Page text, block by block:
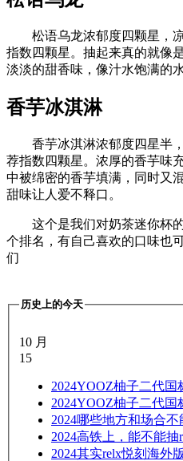
松语乌龙浓郁度四颗星，
指数四颗星。抽起来真的就像
淡淡的甜香味，像汁水饱满的
香芋冰淇淋
香芋冰淇淋浓郁度四星半
荐指数四颗星。浓厚的香芋味
中被绵密的香芋填满，同时又
甜味让人爱不释口。
这个是我们对奶茶迷你杯
个排名，有自己喜欢的口味也
们
历史上的今天
10 月
15
2024YOOZ柚子二代国
2024YOOZ柚子二代国
2024哪些地方和场合不
2024高铁上，能不能抽
2024其实relx悦刻海外